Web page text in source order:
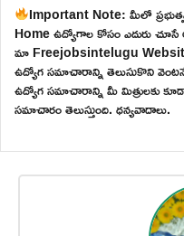
Important Note: మీలో
Home ఉద్యోగాల కోసం ఎదురు
మా Freejobsintelugu
ఉద్యోగ సమాచారాన్ని తెలుసుకొని వెంటనే
ఉద్యోగ సమాచారాన్ని మీ మిత్రులకు
సమాచారం తెలుస్తుంది. ధన్యవాదాలు.